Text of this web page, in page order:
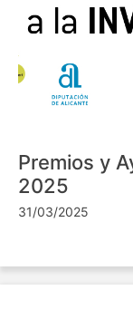
Premios y
2025
31/03/2025